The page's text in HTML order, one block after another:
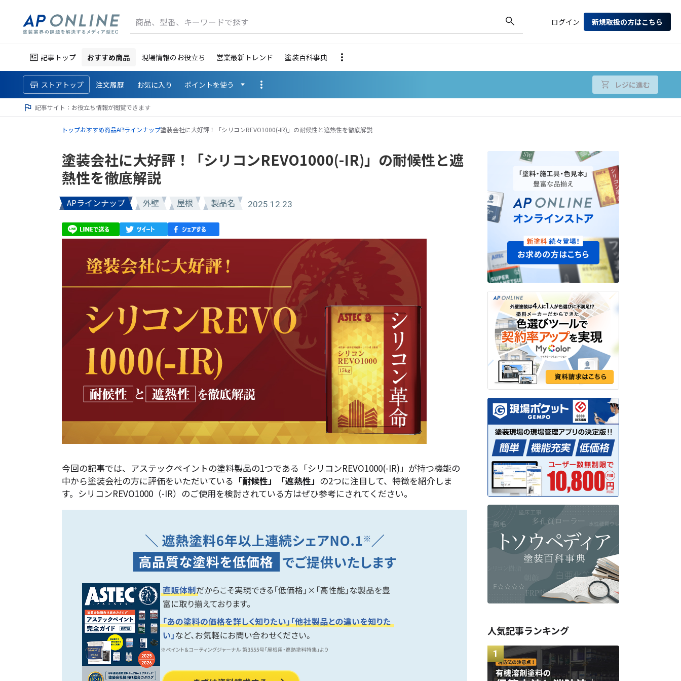
商品、型番、キーワードで探す ログイン 新規取扱の方はこちら
記事トップ おすすめ商品 現場情報のお役立ち 営業最新トレンド 塗装百科事典
ストアトップ 注文履歴 お気に入り ポイントを使う レジに進む
記事サイト：お役立ち情報が閲覧できます
トップおすすめ商品APラインナップ塗装会社に大好評！「シリコンREVO1000(-IR)」の耐候性と遮熱性を徹底解説
塗装会社に大好評！「シリコンREVO1000(-IR)」の耐候性と遮
熱性を徹底解説
APラインナップ 外壁 屋根 製品名 2025.12.23
今回の記事では、アステックペイントの塗料製品の1つである「シリコンREVO1000(-IR)」が持つ機能の
中から塗装会社の方に評価をいただいている 「耐候性」「遮熱性」 の2つに注目して、特徴を紹介しま
す。シリコンREVO1000（-IR）のご使用を検討されている方はぜひ参考にされてください。
人気記事ランキング